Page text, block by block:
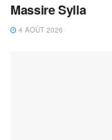
Massire Sylla
4 AOÛT 2026